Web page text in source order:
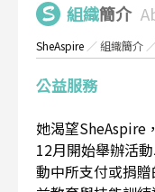
組織簡介
SheAspire ／組織簡介
公益服務
她渴望SheAspire
12月開始舉辦活
動中所支付或捐